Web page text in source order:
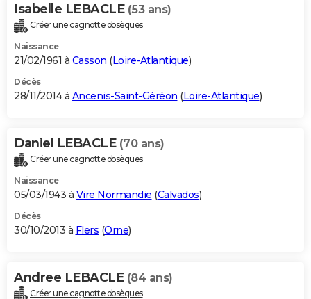
Isabelle LEBACLE (53 ans)
Créer une cagnotte obsèques
Naissance
21/02/1961 à Casson (Loire-Atlantique)
Décès
28/11/2014 à Ancenis-Saint-Géréon (Loire-Atlantique)
Daniel LEBACLE (70 ans)
Créer une cagnotte obsèques
Naissance
05/03/1943 à Vire Normandie (Calvados)
Décès
30/10/2013 à Flers (Orne)
Andree LEBACLE (84 ans)
Créer une cagnotte obsèques